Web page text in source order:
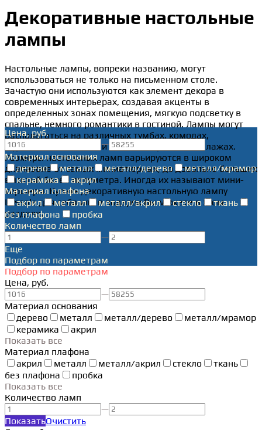
Декоративные настольные
лампы
Настольные лампы, вопреки названию, могут
использоваться не только на письменном столе.
Зачастую они используются как элемент декора в
современных интерьерах, создавая акценты в
определенных зонах помещения, мягкую подсветку в
спальне, немного романтики в гостиной. Лампы могут
располагаться на различных тумбах, комодах,
журнальных столиках и даже в открытых стеллажах.
Размеры настольных ламп варьируются в широком
диапазоне от самых миниатюрных, до довольно больших
высотой более полуметра. Иногда их называют мини-
торшеры. Купить декоративную настольную лампу
Lussole для себя или в подарок Вы можете в этом
разделе.
Цена, руб.
—
Материал основания
дерево
металл металл/дерево
металл/мрамор
керамика
акрил
Материал плафона
акрил
металл металл/акрил стекло
ткань
без плафона
пробка
Количество ламп
—
Еще
Подбор по параметрам
Подбор по параметрам
Цена, руб.
—
Материал основания
дерево
металл металл/дерево
металл/мрамор
керамика
акрил
Показать все
Материал плафона
акрил
металл металл/акрил стекло
ткань
без плафона
пробка
Показать все
Количество ламп
—
ПоказатьОчистить